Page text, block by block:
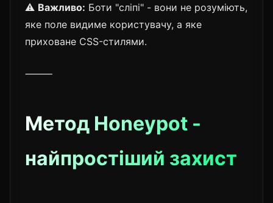
⚠️ Важливо: Боти "сліпі" - вони не розуміють,
яке поле видиме користувачу, а яке
приховане CSS-стилями.
⸻
Метод Honeypot -
найпростіший захист